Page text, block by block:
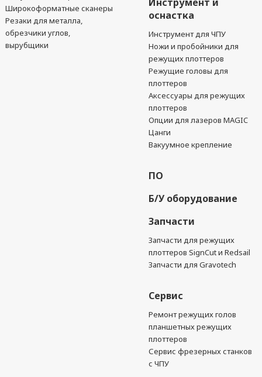
Широкоформатные сканеры
Резаки для металла,
обрезчики углов,
вырубщики
оснастка
Инструмент для ЧПУ
Ножи и пробойники для
режущих плоттеров
Режущие головы для
плоттеров
Аксессуары для режущих
плоттеров
Опции для лазеров MAGIC
Цанги
Вакуумное крепление
ПО
Б/У оборудование
Запчасти
Запчасти для режущих
плоттеров SignCut и Redsail
Запчасти для Gravotech
Сервис
Ремонт режущих голов
планшетных режущих
плоттеров
Сервис фрезерных станков
с ЧПУ